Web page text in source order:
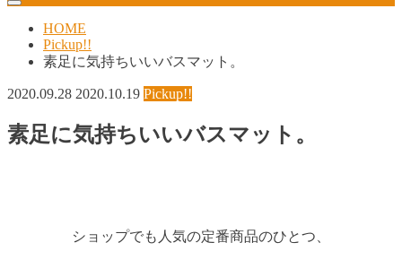
HOME
Pickup!!
素足に気持ちいいバスマット。
2020.09.28 2020.10.19 Pickup!!
素足に気持ちいいバスマット。
ショップでも人気の定番商品のひとつ、